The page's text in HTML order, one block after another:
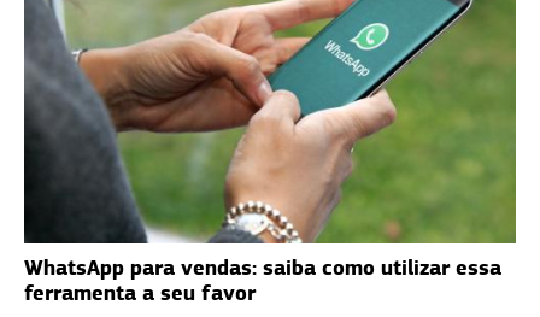
WhatsApp para vendas: saiba como utilizar essa
ferramenta a seu favor